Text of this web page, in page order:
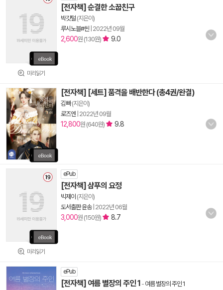
미리읽기
[전자책] 순결한 소꿉친구
박깃털 (지은이)
루시노블#씬 2022년 09월
2,600원 (130원) 9.0
[전자책] [세트] 품격을 배반한다 (총4권/완결)
김빠(지은이)
로즈엔 2022년 09월
12,800원 (640원) 9.8
미리읽기
ePub
[전자책] 샴푸의 요정
빅제이 (지은이)
도서출판 윤송| 2022년 06월
3,000원 (150원) 8.7
ePub
[전자책] 여름 별장의 주인 1 - 여름 별장의 주인 1